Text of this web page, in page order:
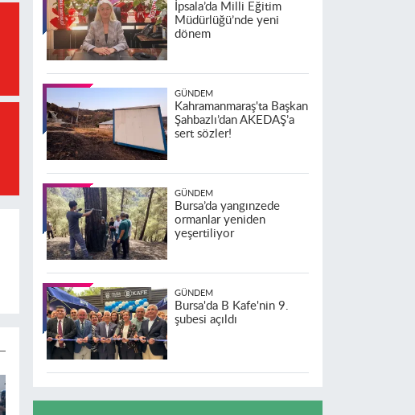
İpsala’da Milli Eğitim
Müdürlüğü’nde yeni
dönem
GÜNDEM
Kahramanmaraş'ta Başkan
Şahbazlı’dan AKEDAŞ’a
sert sözler!
GÜNDEM
Bursa’da yangınzede
ormanlar yeniden
yeşertiliyor
GÜNDEM
Bursa'da B Kafe'nin 9.
şubesi açıldı